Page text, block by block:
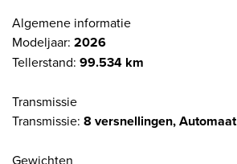
Algemene informatie
Modeljaar: 2026
Tellerstand: 99.534 km
Transmissie
Transmissie: 8 versnellingen, Automaat
Gewichten